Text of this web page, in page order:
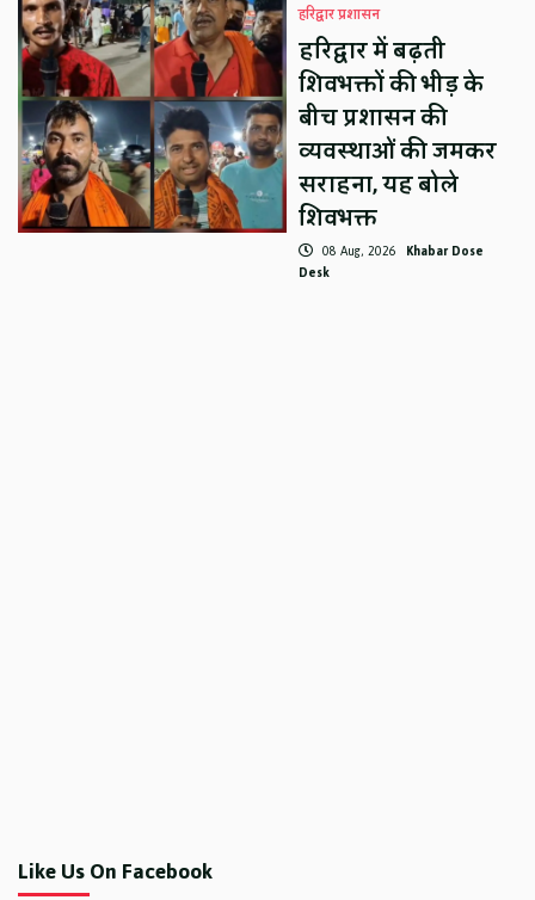
हरिद्वार प्रशासन
हरिद्वार में बढ़ती
शिवभक्तों की भीड़ के
बीच प्रशासन की
व्यवस्थाओं की जमकर
सराहना, यह बोले
शिवभक्त
08 Aug, 2026 Khabar Dose
Desk
Like Us On Facebook